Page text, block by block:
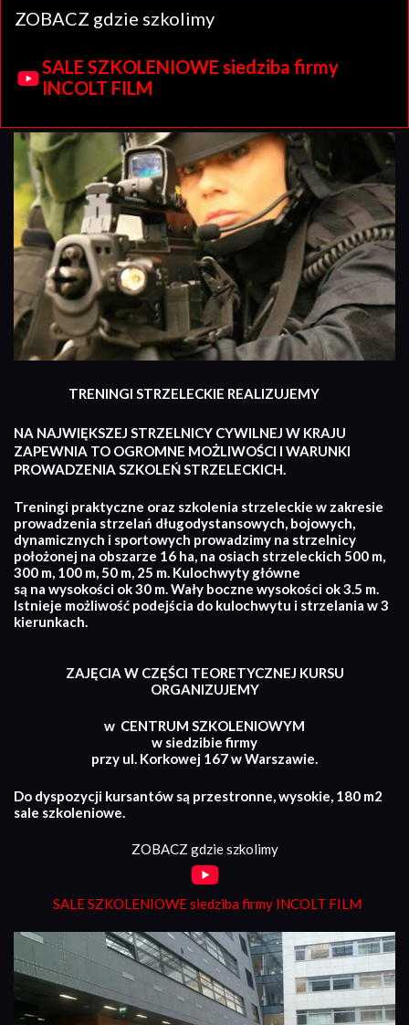
ZOBACZ gdzie szkolimy
SALE SZKOLENIOWE siedziba firmy
INCOLT FILM
TRENINGI STRZELECKIE REALIZUJEMY
NA NAJWIĘKSZEJ STRZELNICY CYWILNEJ W KRAJU
ZAPEWNIA TO OGROMNE MOŻLIWOŚCI I WARUNKI
PROWADZENIA SZKOLEŃ STRZELECKICH.
Treningi praktyczne oraz szkolenia strzeleckie w zakresie
prowadzenia strzelań długodystansowych, bojowych,
dynamicznych i sportowych prowadzimy na strzelnicy
położonej na obszarze 16 ha, na osiach strzeleckich 500 m,
300 m, 100 m, 50 m, 25 m. Kulochwyty główne
są na wysokości ok 30 m. Wały boczne wysokości ok 3.5 m.
Istnieje możliwość podejścia do kulochwytu i strzelania w 3
kierunkach.
ZAJĘCIA W CZĘŚCI TEORETYCZNEJ KURSU
ORGANIZUJEMY
w CENTRUM SZKOLENIOWYM
w siedzibie firmy
przy ul. Korkowej 167 w Warszawie.
Do dyspozycji kursantów są przestronne, wysokie, 180 m2
sale szkoleniowe.
ZOBACZ gdzie szkolimy
SALE SZKOLENIOWE siedziba firmy INCOLT FILM